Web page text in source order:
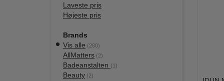
Laveste pris
Højeste pris
Brands
Vis alle (280)
AllMatters (2)
Badeanstalten (1)
Beauty (2)